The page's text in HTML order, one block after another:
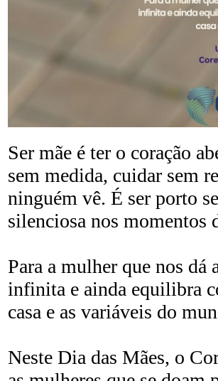
Ser mãe é ter o coração
sem medida, cuidar sem
ninguém vê. É ser porto
silenciosa nos momentos
Para a mulher que nos
infinita e ainda equilibra
casa e as variáveis do
Neste Dia das Mães, o